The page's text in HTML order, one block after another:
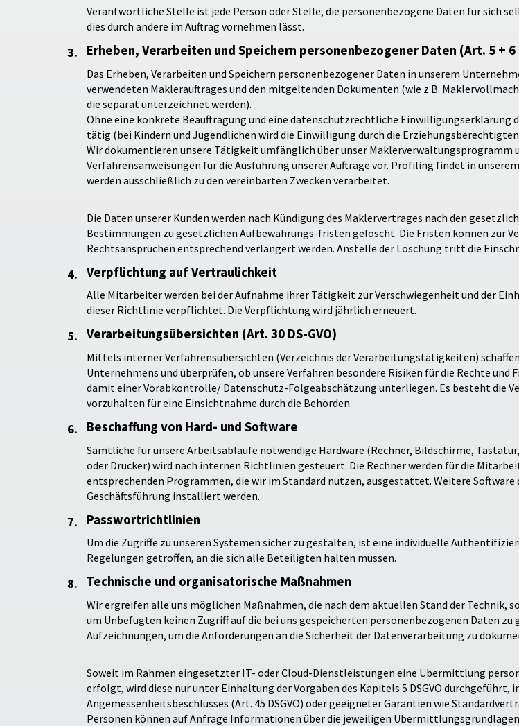
Verantwortliche Stelle ist jede Person oder Stelle, die personenbezogene Daten für sich
dies durch andere im Auftrag vornehmen lässt.
Erheben, Verarbeiten und Speichern personenbezogener Daten (Art. 5 + 6
Das Erheben, Verarbeiten und Speichern personenbezogener Daten in unserem
verwendeten Maklerauftrages und den mitgeltenden Dokumenten (wie z.B.
die separat unterzeichnet werden).
Ohne eine konkrete Beauftragung und eine datenschutzrechtliche Einwilligungserklärung
tätig (bei Kindern und Jugendlichen wird die Einwilligung durch die
Wir dokumentieren unsere Tätigkeit umfänglich über unser Maklerverwaltungsprogramm
Verfahrensanweisungen für die Ausführung unserer Aufträge vor. Profiling findet in
werden ausschließlich zu den vereinbarten Zwecken verarbeitet.
Die Daten unserer Kunden werden nach Kündigung des Maklervertrages nach den
Bestimmungen zu gesetzlichen Aufbewahrungs-fristen gelöscht. Die Fristen können zur
Rechtsansprüchen entsprechend verlängert werden. Anstelle der Löschung tritt die
Verpflichtung auf Vertraulichkeit
Alle Mitarbeiter werden bei der Aufnahme ihrer Tätigkeit zur Verschwiegenheit und der
dieser Richtlinie verpflichtet. Die Verpflichtung wird jährlich erneuert.
Verarbeitungsübersichten (Art. 30 DS-GVO)
Mittels interner Verfahrensübersichten (Verzeichnis der Verarbeitungstätigkeiten)
Unternehmens und überprüfen, ob unsere Verfahren besondere Risiken für die Rechte und
damit einer Vorabkontrolle/ Datenschutz-Folgeabschätzung unterliegen. Es besteht die
vorzuhalten für eine Einsichtnahme durch die Behörden.
Beschaffung von Hard- und Software
Sämtliche für unsere Arbeitsabläufe notwendige Hardware (Rechner, Bildschirme,
oder Drucker) wird nach internen Richtlinien gesteuert. Die Rechner werden für die
entsprechenden Programmen, die wir im Standard nutzen, ausgestattet. Weitere Software
Geschäftsführung installiert werden.
Passwortrichtlinien
Um die Zugriffe zu unseren Systemen sicher zu gestalten, ist eine individuelle
Regelungen getroffen, an die sich alle Beteiligten halten müssen.
Technische und organisatorische Maßnahmen
Wir ergreifen alle uns möglichen Maßnahmen, die nach dem aktuellen Stand der Technik,
um Unbefugten keinen Zugriff auf die bei uns gespeicherten personenbezogenen Daten zu
Aufzeichnungen, um die Anforderungen an die Sicherheit der Datenverarbeitung zu
Soweit im Rahmen eingesetzter IT- oder Cloud-Dienstleistungen eine Übermittlung
erfolgt, wird diese nur unter Einhaltung der Vorgaben des Kapitels 5 DSGVO durchgeführt,
Angemessenheitsbeschlusses (Art. 45 DSGVO) oder geeigneter Garantien wie
Personen können auf Anfrage Informationen über die jeweiligen